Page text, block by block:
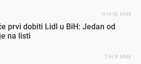
11 H 16 MIN
prvi dobiti Lidl u BiH: Jedan od
na listi
7 H 9 MIN